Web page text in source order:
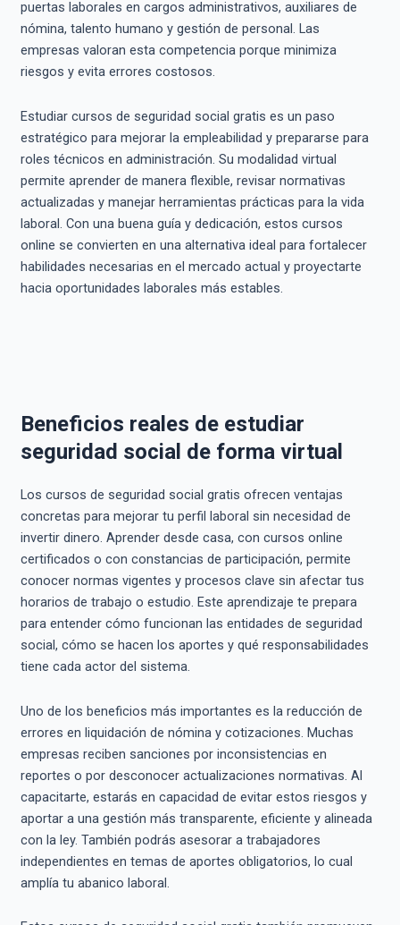
puertas laborales en cargos administrativos, auxiliares de
nómina, talento humano y gestión de personal. Las
empresas valoran esta competencia porque minimiza
riesgos y evita errores costosos.
Estudiar cursos de seguridad social gratis es un paso
estratégico para mejorar la empleabilidad y prepararse para
roles técnicos en administración. Su modalidad virtual
permite aprender de manera flexible, revisar normativas
actualizadas y manejar herramientas prácticas para la vida
laboral. Con una buena guía y dedicación, estos cursos
online se convierten en una alternativa ideal para fortalecer
habilidades necesarias en el mercado actual y proyectarte
hacia oportunidades laborales más estables.
Beneficios reales de estudiar
seguridad social de forma virtual
Los cursos de seguridad social gratis ofrecen ventajas
concretas para mejorar tu perfil laboral sin necesidad de
invertir dinero. Aprender desde casa, con cursos online
certificados o con constancias de participación, permite
conocer normas vigentes y procesos clave sin afectar tus
horarios de trabajo o estudio. Este aprendizaje te prepara
para entender cómo funcionan las entidades de seguridad
social, cómo se hacen los aportes y qué responsabilidades
tiene cada actor del sistema.
Uno de los beneficios más importantes es la reducción de
errores en liquidación de nómina y cotizaciones. Muchas
empresas reciben sanciones por inconsistencias en
reportes o por desconocer actualizaciones normativas. Al
capacitarte, estarás en capacidad de evitar estos riesgos y
aportar a una gestión más transparente, eficiente y alineada
con la ley. También podrás asesorar a trabajadores
independientes en temas de aportes obligatorios, lo cual
amplía tu abanico laboral.